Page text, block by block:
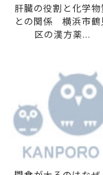
肝臓の役割と化学物
との関係 横浜市鶴
区の漢方薬...